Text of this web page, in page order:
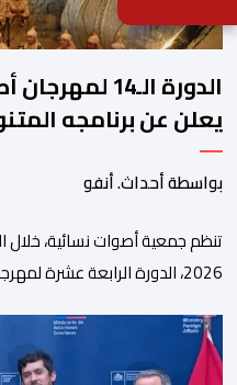
الدورة الـ14
يعلن عن برنامجه
بواسطة أحداث. أنفو
2026، الدورة الرابعة عشرة
الاجتماعية والتضامنية
الدورة، التي تنظم تحت الرعاية